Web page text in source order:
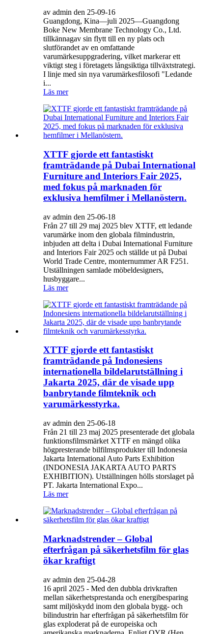
av admin den 25-09-16
Guangdong, Kina—juli 2025—Guangdong
Boke New Membrane Technology Co., Ltd.
tillkännagav sin flytt till en ny plats och
slutförandet av en omfattande
varumärkesuppgradering, vilket markerar ett
viktigt steg i företagets långsiktiga tillväxtstrategi.
I linje med sin nya varumärkesfilosofi "Ledande
i...
Läs mer
XTTF gjorde ett fantastiskt
framträdande på Dubai International
Furniture and Interiors Fair 2025,
med fokus på marknaden för
exklusiva hemfilmer i Mellanöstern.
av admin den 25-06-18
Från 27 till 29 maj 2025 blev XTTF, ett ledande
varumärke inom den globala filmindustrin,
inbjuden att delta i Dubai International Furniture
and Interiors Fair 2025 och ställde ut på Dubai
World Trade Centre, monternummer AR F251.
Utställningen samlade möbeldesigners,
husbyggare...
Läs mer
XTTF gjorde ett fantastiskt
framträdande på Indonesiens
internationella bildelarutställning i
Jakarta 2025, där de visade upp
banbrytande filmteknik och
varumärkesstyrka.
av admin den 25-06-18
Från 21 till 23 maj 2025 presenterade det globala
funktionsfilmsmärket XTTF en mängd olika
högpresterande bilfilmsprodukter till Indonesia
Jakarta International Auto Parts Exhibition
(INDONESIA JAKARTA AUTO PARTS
EXHIBITION). Utställningen hölls storslaget på
PT. Jakarta International Expo...
Läs mer
Marknadstrender – Global
efterfrågan på säkerhetsfilm för glas
ökar kraftigt
av admin den 25-04-28
16 april 2025 - Med den dubbla drivkraften
mellan säkerhetsprestanda och energibesparing
samt miljöskydd inom den globala bygg- och
bilindustrin har efterfrågan på säkerhetsfilm för
glas exploderat på de europeiska och